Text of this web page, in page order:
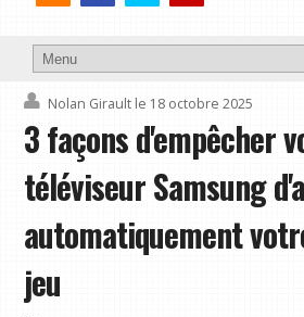
Nolan Girault le 18 octobre 2025
3 façons d'empêcher
téléviseur Samsung
automatiquement
jeu